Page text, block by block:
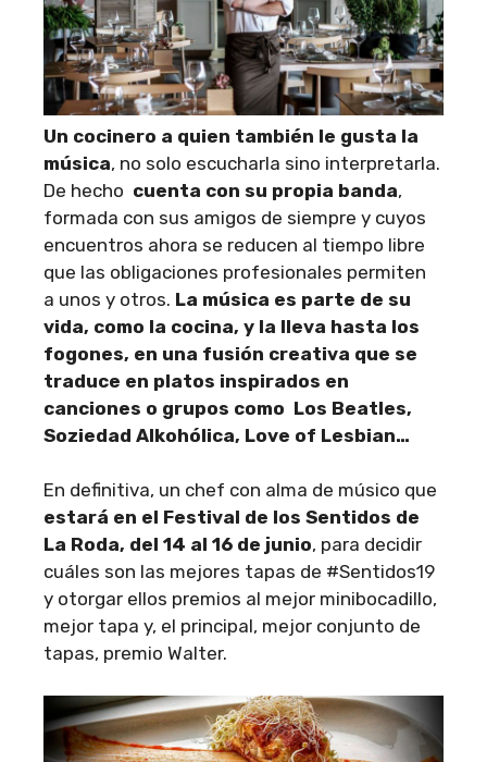
Un cocinero a quien también le gusta la
música, no solo escucharla sino interpretarla.
De hecho cuenta con su propia banda,
formada con sus amigos de siempre y cuyos
encuentros ahora se reducen al tiempo libre
que las obligaciones profesionales permiten
a unos y otros. La música es parte de su
vida, como la cocina, y la lleva hasta los
fogones, en una fusión creativa que se
traduce en platos inspirados en
canciones o grupos como Los Beatles,
Soziedad Alkohólica, Love of Lesbian…
En definitiva, un chef con alma de músico que
estará en el Festival de los Sentidos de
La Roda, del 14 al 16 de junio, para decidir
cuáles son las mejores tapas de #Sentidos19
y otorgar ellos premios al mejor minibocadillo,
mejor tapa y, el principal, mejor conjunto de
tapas, premio Walter.